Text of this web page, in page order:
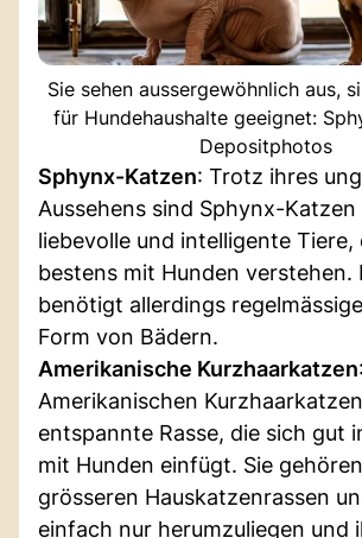
Sie sehen aussergewöhnlich aus,
für Hundehaushalte geeignet:
Depositphotos
Sphynx-Katzen: Trotz ihres
Aussehens sind Sphynx-Katzen
liebevolle und intelligente Tiere,
bestens mit Hunden verstehen.
benötigt allerdings
Form von Bädern.
Amerikanische Kurzhaarkatzen
Amerikanischen
entspannte Rasse, die sich gut
mit Hunden einfügt. Sie
grösseren Hauskatzenrassen
einfach nur herumzuliegen und